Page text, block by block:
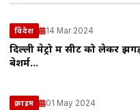
विदेश 14 Mar 2024
दिल्ली मेट्रो में सीट को लेकर
बेशर्म…
क्राइम 01 May 2024